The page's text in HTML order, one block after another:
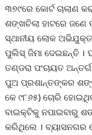
୩୭୯ରେ କୋର୍ଟ ଚାଲାଣ
ଶଙ୍ଖଚିଲା ହାଟରେ ଜଣେ
ସ୍ଥାନୀୟ ଲୋକ
ପୁଲିସ୍ ଜିମା ଦେଇଛନ୍ତି ।
ତଣ୍ଡରା ପଂଚାୟତ
ପୁଅ ପ୍ରଶାନ୍ତଙ୍କର
କେ ୯୮୬୫) ଚୋରି
ବାଇକ୍‌ଟିକୁ ନପାଇବାରୁ
କରିଥିଲେ । ବ୍ୟାସନଗର